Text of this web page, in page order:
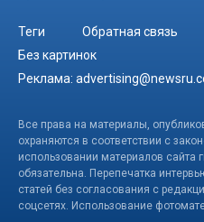
Теги Обратная связь
Без картинок
Реклама:
Все права на материалы,
охраняются в соответствии с
использовании материалов сайта
обязательна. Перепечатка
статей без согласования с
соцсетях. Использование